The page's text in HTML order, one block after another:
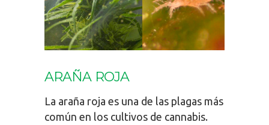
ARAÑA ROJA
La araña roja es una de las plagas más
común en los cultivos de cannabis.